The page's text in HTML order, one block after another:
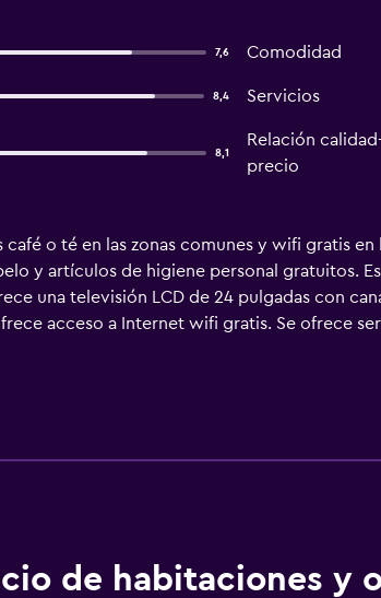
7,6 Comodidad
8,4 Servicios
8,1
Relación
precio
o té en las zonas comunes y wifi gratis
y artículos de higiene personal gratuitos.
una televisión LCD de 24 pulgadas con
acceso a Internet wifi gratis. Se ofrece
de habitaciones y